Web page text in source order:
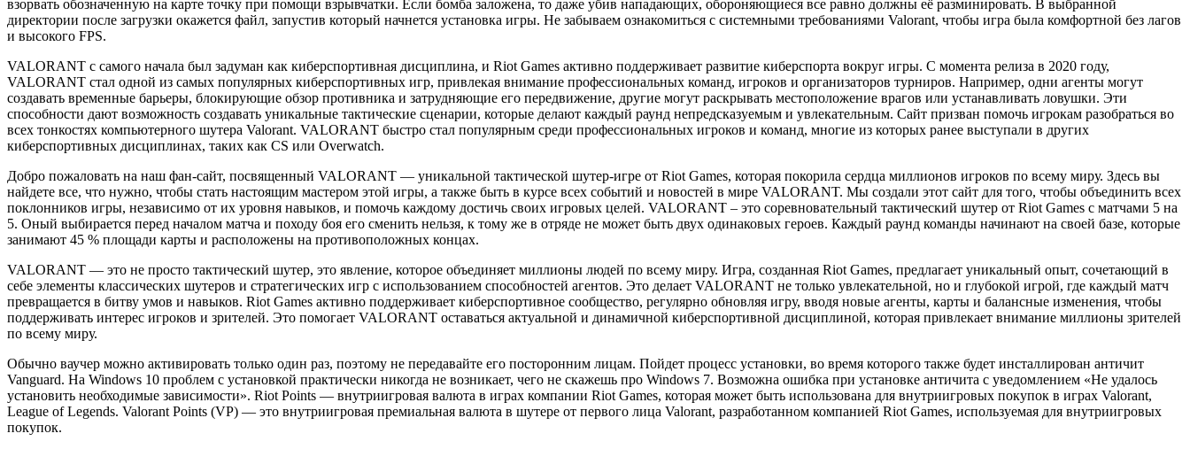
взорвать обозначенную на карте точку при помощи взрывчатки. Если бомба заложена, то даже убив нападающих, обороняющиеся все равно должны её разминировать. В выбранной
директории после загрузки окажется файл, запустив который начнется установка игры. Не забываем ознакомиться с системными требованиями Valorant, чтобы игра была комфортной без лагов
и высокого FPS.
VALORANT с самого начала был задуман как киберспортивная дисциплина, и Riot Games активно поддерживает развитие киберспорта вокруг игры. С момента релиза в 2020 году,
VALORANT стал одной из самых популярных киберспортивных игр, привлекая внимание профессиональных команд, игроков и организаторов турниров. Например, одни агенты могут
создавать временные барьеры, блокирующие обзор противника и затрудняющие его передвижение, другие могут раскрывать местоположение врагов или устанавливать ловушки. Эти
способности дают возможность создавать уникальные тактические сценарии, которые делают каждый раунд непредсказуемым и увлекательным. Сайт призван помочь игрокам разобраться во
всех тонкостях компьютерного шутера Valorant. VALORANT быстро стал популярным среди профессиональных игроков и команд, многие из которых ранее выступали в других
киберспортивных дисциплинах, таких как CS или Overwatch.
Добро пожаловать на наш фан-сайт, посвященный VALORANT — уникальной тактической шутер-игре от Riot Games, которая покорила сердца миллионов игроков по всему миру. Здесь вы
найдете все, что нужно, чтобы стать настоящим мастером этой игры, а также быть в курсе всех событий и новостей в мире VALORANT. Мы создали этот сайт для того, чтобы объединить всех
поклонников игры, независимо от их уровня навыков, и помочь каждому достичь своих игровых целей. VALORANT – это соревновательный тактический шутер от Riot Games с матчами 5 на
5. Оный выбирается перед началом матча и походу боя его сменить нельзя, к тому же в отряде не может быть двух одинаковых героев. Каждый раунд команды начинают на своей базе, которые
занимают 45 % площади карты и расположены на противоположных концах.
VALORANT — это не просто тактический шутер, это явление, которое объединяет миллионы людей по всему миру. Игра, созданная Riot Games, предлагает уникальный опыт, сочетающий в
себе элементы классических шутеров и стратегических игр с использованием способностей агентов. Это делает VALORANT не только увлекательной, но и глубокой игрой, где каждый матч
превращается в битву умов и навыков. Riot Games активно поддерживает киберспортивное сообщество, регулярно обновляя игру, вводя новые агенты, карты и балансные изменения, чтобы
поддерживать интерес игроков и зрителей. Это помогает VALORANT оставаться актуальной и динамичной киберспортивной дисциплиной, которая привлекает внимание миллионы зрителей
по всему миру.
Обычно ваучер можно активировать только один раз, поэтому не передавайте его посторонним лицам. Пойдет процесс установки, во время которого также будет инсталлирован античит
Vanguard. На Windows 10 проблем с установкой практически никогда не возникает, чего не скажешь про Windows 7. Возможна ошибка при установке античита с уведомлением «Не удалось
установить необходимые зависимости». Riot Points — внутриигровая валюта в играх компании Riot Games, которая может быть использована для внутриигровых покупок в играх Valorant,
League of Legends. Valorant Points (VP) — это внутриигровая премиальная валюта в шутере от первого лица Valorant, разработанном компанией Riot Games, используемая для внутриигровых
покупок.